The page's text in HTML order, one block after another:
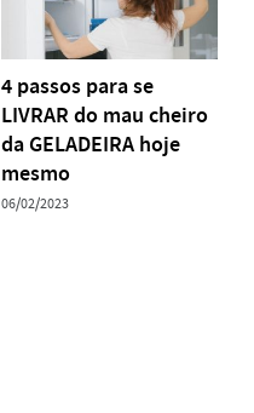
4 passos para se
LIVRAR do mau cheiro
da GELADEIRA hoje
mesmo
06/02/2023